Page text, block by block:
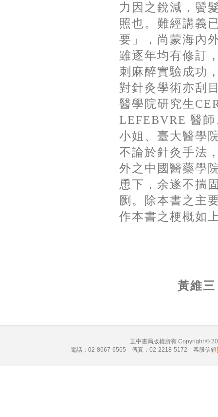
力因之銳減，鬢
照也。難經講義
要」，尚蒙海內
雖逐年均有修訂
刺麻醉實驗成功
對針灸學術亦刮
醫學院研究生
LEFEBVRE 醫
小姐、臺大醫學
不論於針灸手法
外之中國醫藥學
恿下，余遂不揣
劂。除本書之主
作本書之梗概如
黃維三
正中書局版權所有 Copyright ©
電話：02-8667-6565 傳真：02-2218-5172 客服信箱